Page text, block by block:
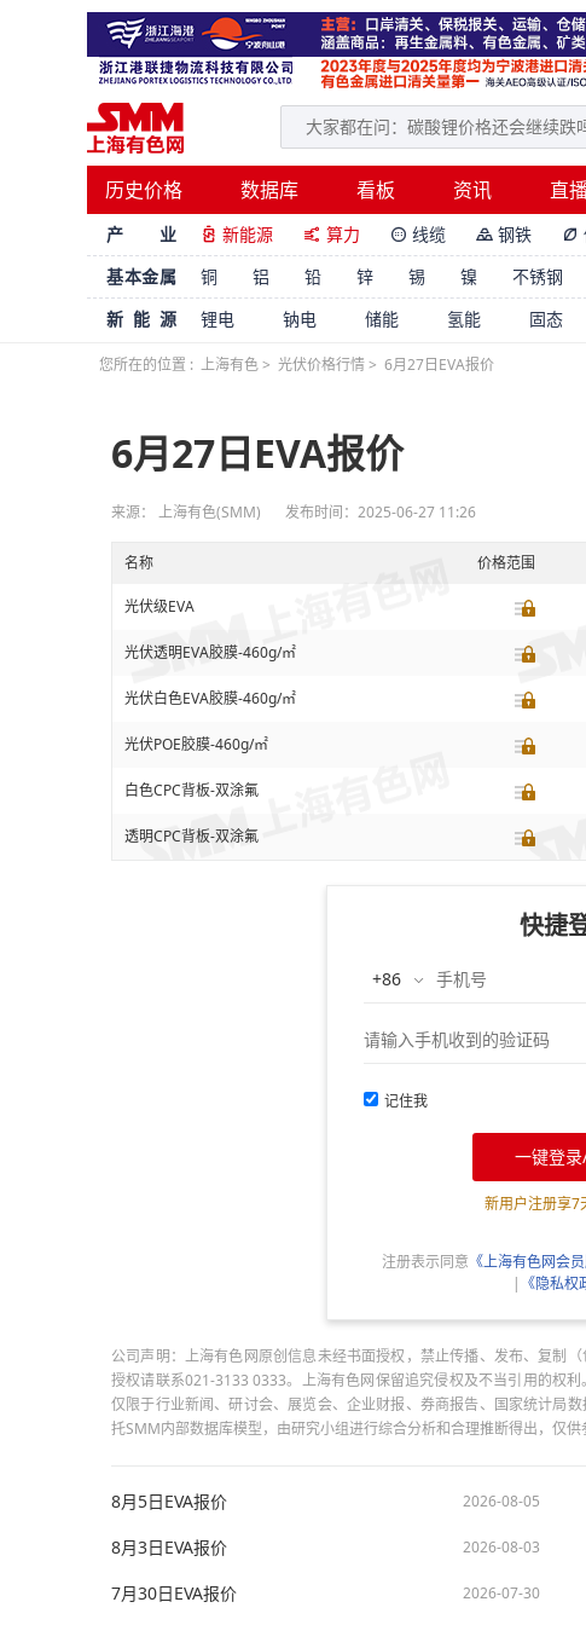
历史价格 数据库 看板 资讯 直
产 业  新能源  算力  线缆  钢铁 
基本金属
铜 铝 铅 锌 锡 镍 不锈钢
新能源
锂电 钠电 储能 氢能 固态
您所在的位置 : 上海有色> 光伏价格行情> 6月27日EVA报价
6月27日EVA报价
来源： 上海有色(SMM) 发布时间：2025-06-27 11:26
名称 价格范围
光伏级EVA
光伏透明EVA胶膜-460g/㎡
光伏白色EVA胶膜-460g/㎡
光伏POE胶膜-460g/㎡
白色CPC背板-双涂氟
透明CPC背板-双涂氟
快捷
记住我
一键登
新用户注册享7
注册表示同意 《上海有色网会
| 《隐私权
公司声明：上海有色网原创信息未经书面授权，禁止传播、发布、复制
授权请联系021-3133 0333。上海有色网保留追究侵权及不当引用的权
仅限于行业新闻、研讨会、展览会、企业财报、券商报告、国家统计局
托SMM内部数据库模型，由研究小组进行综合分析和合理推断得出，仅
8月5日EVA报价 2026-08-05
8月3日EVA报价 2026-08-03
7月30日EVA报价 2026-07-30